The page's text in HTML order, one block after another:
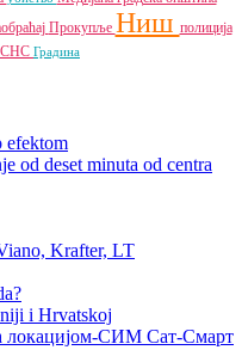
Прокупље Ниш полиција
СНС Градина
efektom
od deset minuta od centra
Krafter, LT
i Hrvatskoj
локацијом-СИМ Сат-Смарт